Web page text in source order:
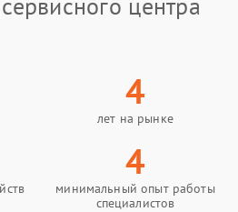
4
лет на рынке
4
минимальный опыт работы
специалистов